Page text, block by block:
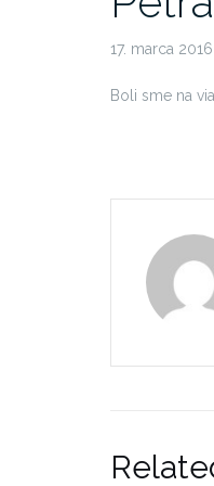
17. marca 2016
Boli sme na